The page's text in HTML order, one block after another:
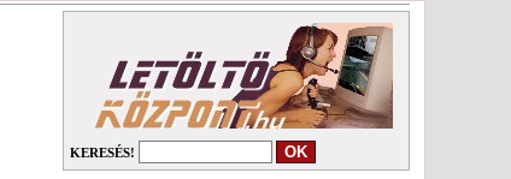
KERESÉS!